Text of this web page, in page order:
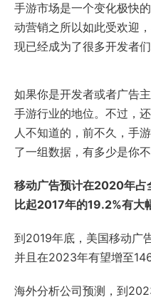
手游市场是一个变化极快
动营销之所以如此受欢迎
现已经成为了很多开发者
如果你是开发者或者广告
手游行业的地位。不过，
人不知道的，前不久，手
了一组数据，有多少是你
移动广告预计在2020年占
比起2017年的19.2%有大
到2019年底，美国移动广
并且在2023年有望增至
海外分析公司预测，到